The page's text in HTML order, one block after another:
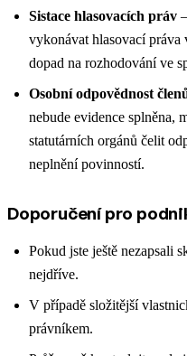
Sistace hlasovacích práv
vykonávat hlasovací práva
dopad na rozhodování ve
Osobní odpovědnost
nebude evidence splněna,
statutárních orgánů čelit
neplnění povinností.
Doporučení pro
Pokud jste ještě nezapsali
nejdříve.
V případě složitější
právníkem.